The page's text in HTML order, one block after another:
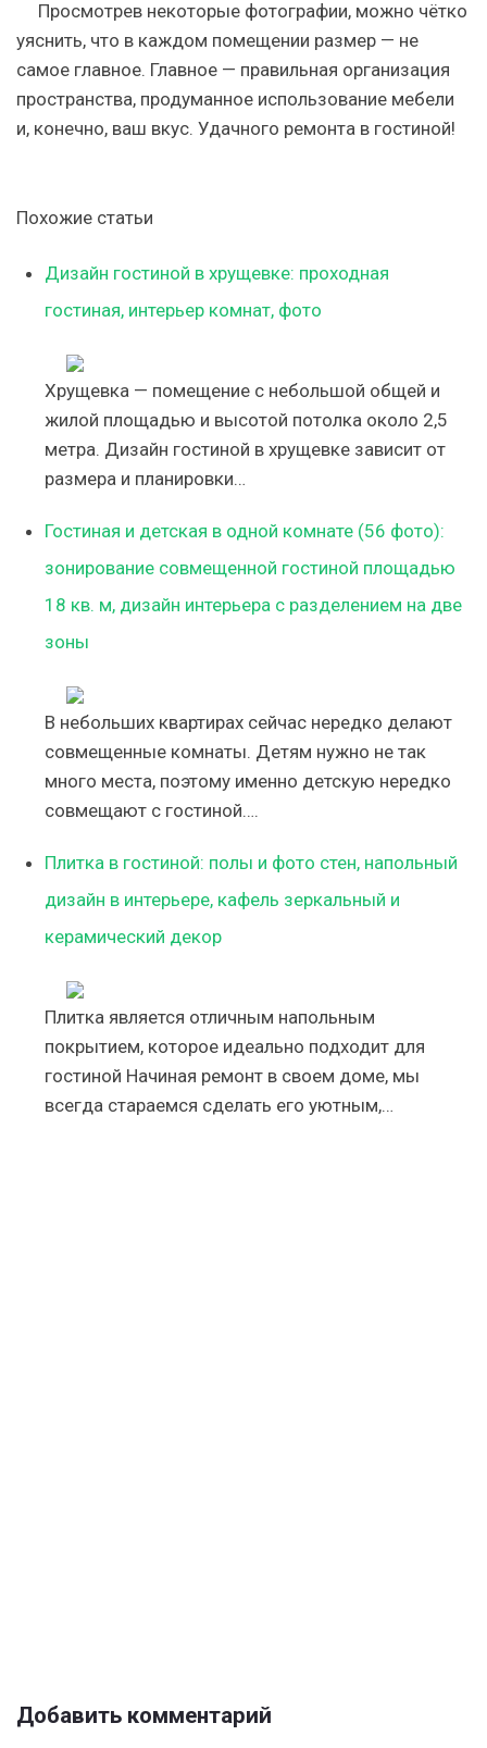
Просмотрев некоторые фотографии, можно чётко
уяснить, что в каждом помещении размер — не
самое главное. Главное — правильная организация
пространства, продуманное использование мебели
и, конечно, ваш вкус. Удачного ремонта в гостиной!
Похожие статьи
Дизайн гостиной в хрущевке: проходная
гостиная, интерьер комнат, фото
Хрущевка — помещение с небольшой общей и
жилой площадью и высотой потолка около 2,5
метра. Дизайн гостиной в хрущевке зависит от
размера и планировки…
Гостиная и детская в одной комнате (56 фото):
зонирование совмещенной гостиной площадью
18 кв. м, дизайн интерьера с разделением на две
зоны
В небольших квартирах сейчас нередко делают
совмещенные комнаты. Детям нужно не так
много места, поэтому именно детскую нередко
совмещают с гостиной….
Плитка в гостиной: полы и фото стен, напольный
дизайн в интерьере, кафель зеркальный и
керамический декор
Плитка является отличным напольным
покрытием, которое идеально подходит для
гостиной Начиная ремонт в своем доме, мы
всегда стараемся сделать его уютным,…
Добавить комментарий